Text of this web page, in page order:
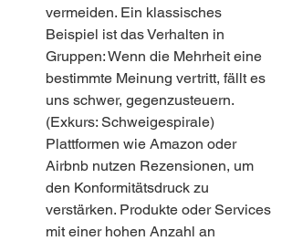
vermeiden. Ein klassisches
Beispiel ist das Verhalten in
Gruppen: Wenn die Mehrheit eine
bestimmte Meinung vertritt, fällt es
uns schwer, gegenzusteuern.
(Exkurs: Schweigespirale)
Plattformen wie Amazon oder
Airbnb nutzen Rezensionen, um
den Konformitätsdruck zu
verstärken. Produkte oder Services
mit einer hohen Anzahl an